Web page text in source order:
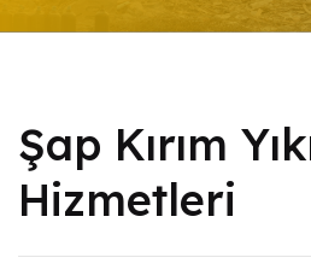
Şap Kırım
Hizmetleri